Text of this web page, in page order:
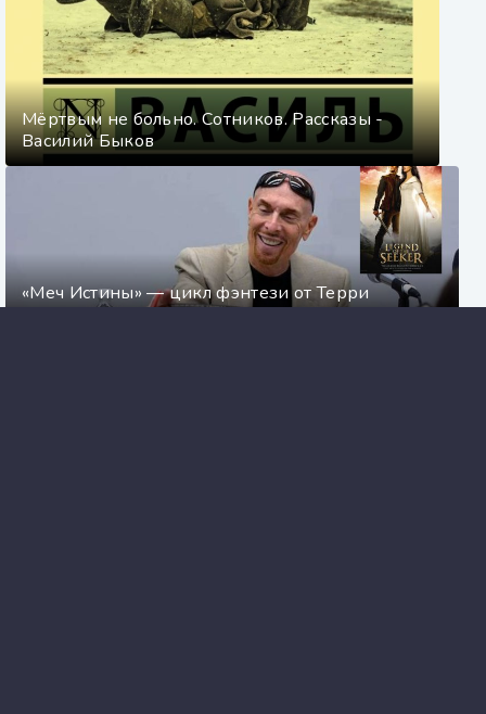
Мёртвым не больно. Сотников. Рассказы -
Василий Быков
«Меч Истины» — цикл фэнтези от Терри
Гудкайнда